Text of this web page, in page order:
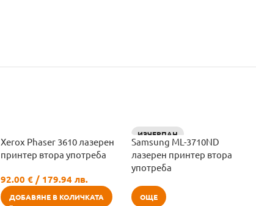
Xerox Phaser 3610 лазерен
принтер втора употреба
92.00 € / 179.94 лв.
ДОБАВЯНЕ В КОЛИЧКАТА
ИЗЧЕРПАН
Samsung ML-3710ND
лазерен принтер втора
употреба
ОЩЕ